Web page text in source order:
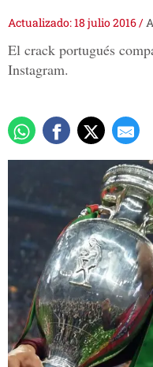
Actualizado: 18 julio 2016/
El crack portugués
Instagram.